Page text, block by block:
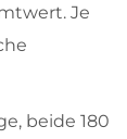
Je
beide 180